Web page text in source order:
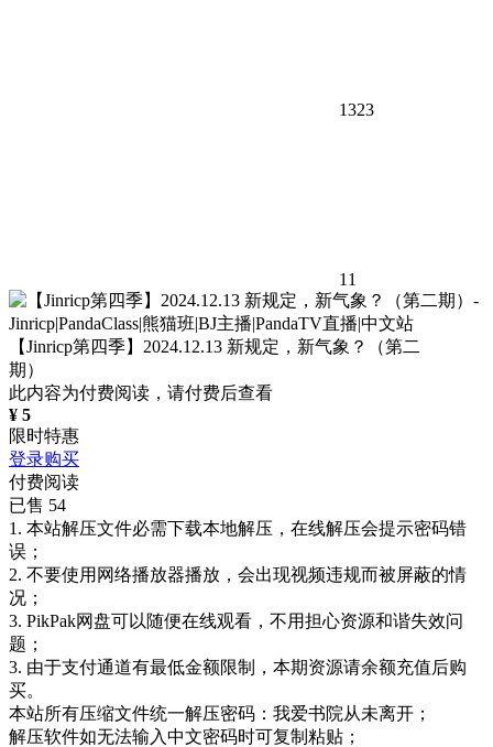
1323
11
【Jinricp第四季】2024.12.13 新规定，新气象？（第二
期）
此内容为付费阅读，请付费后查看
¥ 5
限时特惠
登录购买
付费阅读
已售 54
1. 本站解压文件必需下载本地解压，在线解压会提示密码错
误；
2. 不要使用网络播放器播放，会出现视频违规而被屏蔽的情
况；
3. PikPak网盘可以随便在线观看，不用担心资源和谐失效问
题；
3. 由于支付通道有最低金额限制，本期资源请余额充值后购
买。
本站所有压缩文件统一解压密码：我爱书院从未离开；
解压软件如无法输入中文密码时可复制粘贴；